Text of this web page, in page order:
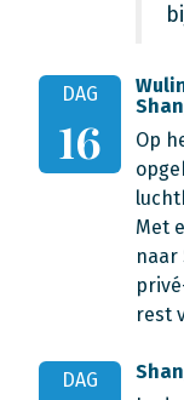
DAG
16
Op
Met
naar
rest
DAG